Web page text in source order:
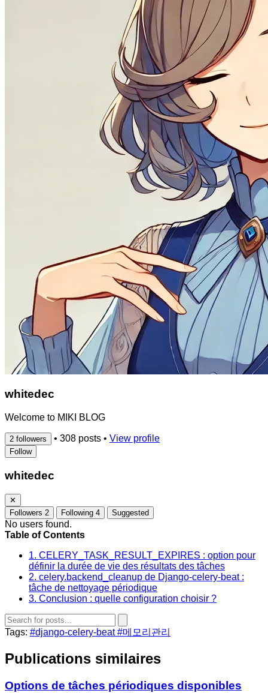
whitedec
Welcome to MIKI BLOG
2 followers • 308 posts • View profile
Follow
whitedec
✕
Followers 2 Following 4 Suggested
No users found.
Table of Contents
1. CELERY_TASK_RESULT_EXPIRES : option pour
définir la durée de vie des résultats des tâches
2. celery.backend_cleanup de Django-celery-beat :
tâche de nettoyage périodique
3. Conclusion : quelle configuration choisir ?
Tags: #django-celery-beat#메모리관리
Publications similaires
Options de tâches périodiques disponibles